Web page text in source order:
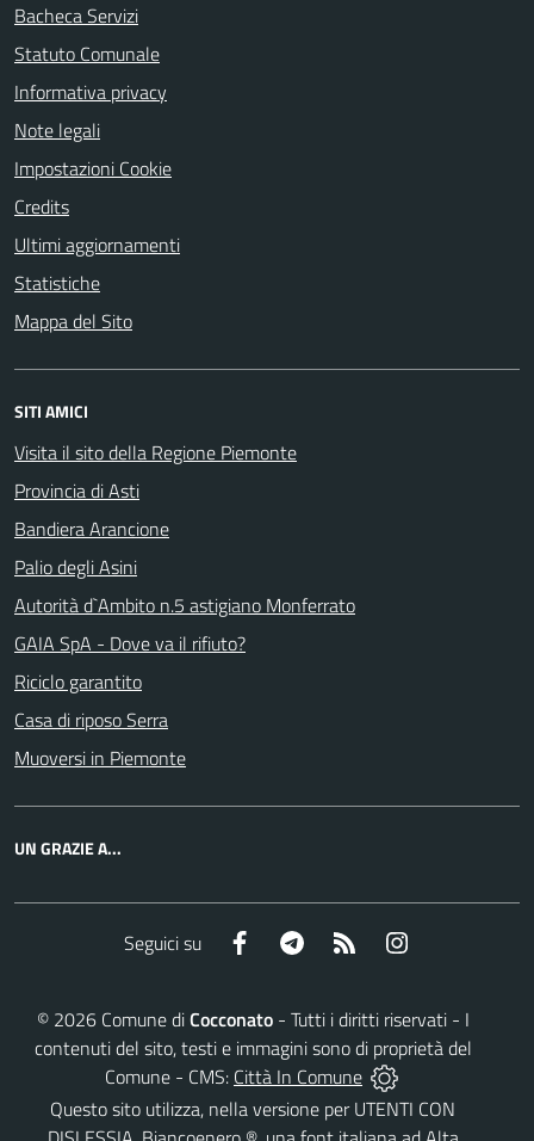
Bacheca Servizi
Statuto Comunale
Informativa privacy
Note legali
Impostazioni Cookie
Credits
Ultimi aggiornamenti
Statistiche
Mappa del Sito
SITI AMICI
Visita il sito della Regione Piemonte
Provincia di Asti
Bandiera Arancione
Palio degli Asini
Autorità d`Ambito n.5 astigiano Monferrato
GAIA SpA - Dove va il rifiuto?
Riciclo garantito
Casa di riposo Serra
Muoversi in Piemonte
UN GRAZIE A...
Seguici su Facebook Telegram RSS
© 2026Comune diCocconato- Tutti i diritti riservati - I
contenuti del sito, testi e immagini sono di proprietà del
Comune - CMS: Città In Comune
Questo sito utilizza, nella versione per UTENTI CON